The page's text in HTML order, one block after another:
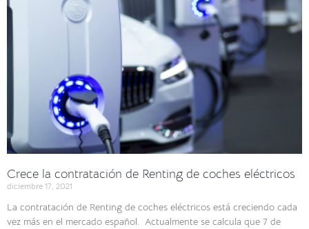
Crece la contratación de Renting de coches eléctricos
diciembre 17, 2021
La contratación de Renting de coches eléctricos está creciendo cada
vez más en el mercado español. Actualmente se calcula que 7 de